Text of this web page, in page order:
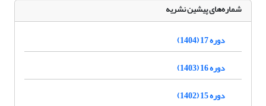
شماره‌های پیشین نشریه
دوره 17 (1404)
دوره 16 (1403)
دوره 15 (1402)